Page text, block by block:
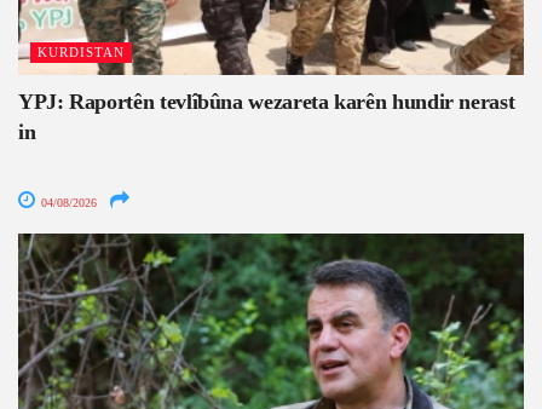
KURDISTAN
YPJ: Raportên tevlîbûna wezareta karên hundir nerast
in
04/08/2026